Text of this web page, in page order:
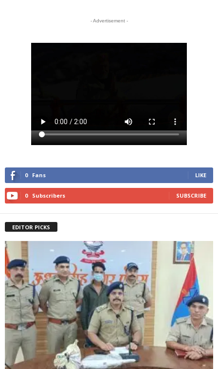
- Advertisement -
0 Fans LIKE
0 Subscribers SUBSCRIBE
EDITOR PICKS